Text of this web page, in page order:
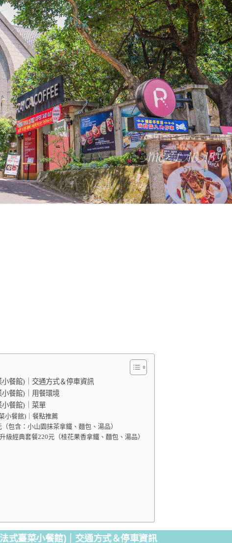
餐館)｜交通方式＆停車資訊
小餐館)｜用餐環境
小餐館)｜菜單
小餐館)｜餐點推薦
包含：小山園抹茶拿鐵、麵包、湯品）
級經典套餐220元（桂花果香拿鐵、麵包、湯品）
法式臺菜小餐館)｜交通方式＆停車資訊